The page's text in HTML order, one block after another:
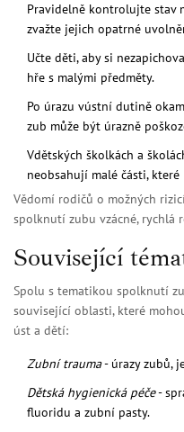
Pravidelně kontrolujte stav
zvažte jejich opatrné
Učte děti, aby si
hře s malými předměty.
Po úrazu vústní dutině
zub může být úrazně
Vdětských školkách a
neobsahují malé části,
Vědomí rodičů o možných
spolknutí zubu vzácné, rychlá
Související
Spolu s tematikou spolknutí
související oblasti, které
úst a dětí:
Zubní trauma- úrazy zubů,
Dětská hygienická péče-
fluoridu a zubní pasty.